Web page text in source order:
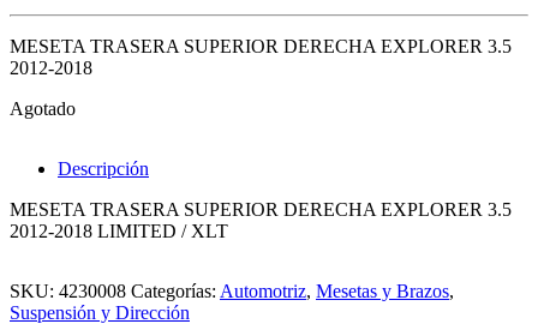
MESETA TRASERA SUPERIOR DERECHA EXPLORER 3.5
2012-2018
Agotado
Descripción
MESETA TRASERA SUPERIOR DERECHA EXPLORER 3.5
2012-2018 LIMITED / XLT
SKU: 4230008 Categorías: Automotriz, Mesetas y Brazos,
Suspensión y Dirección